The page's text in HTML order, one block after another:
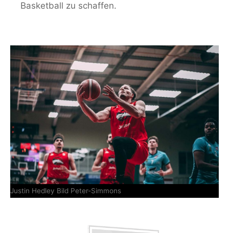
Justin Hedley Bild Peter-Simmons
Basketball zu schaffen.